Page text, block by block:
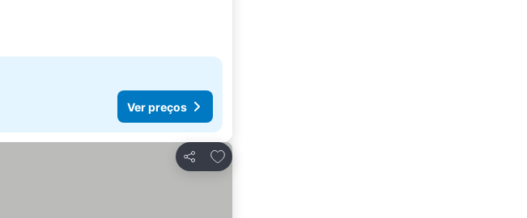
Ver preços
Partilhar
Adicionar aos favoritos